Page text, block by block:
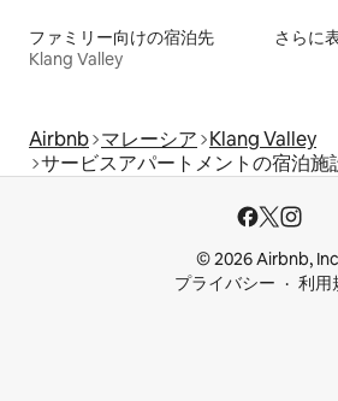
ファミリー向けの宿泊先
Klang Valley
さらに
Airbnb マレーシア Klang Valley
サービスアパートメントの宿泊施
© 2026 Airbnb,
プライバシー
利用